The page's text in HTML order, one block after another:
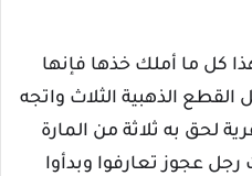
كل ما أملك خذها فإنها
الذهبية الثلاث واتجه
لحق به ثلاثة من المارة
رجل عجوز تعارفوا وبدأوا